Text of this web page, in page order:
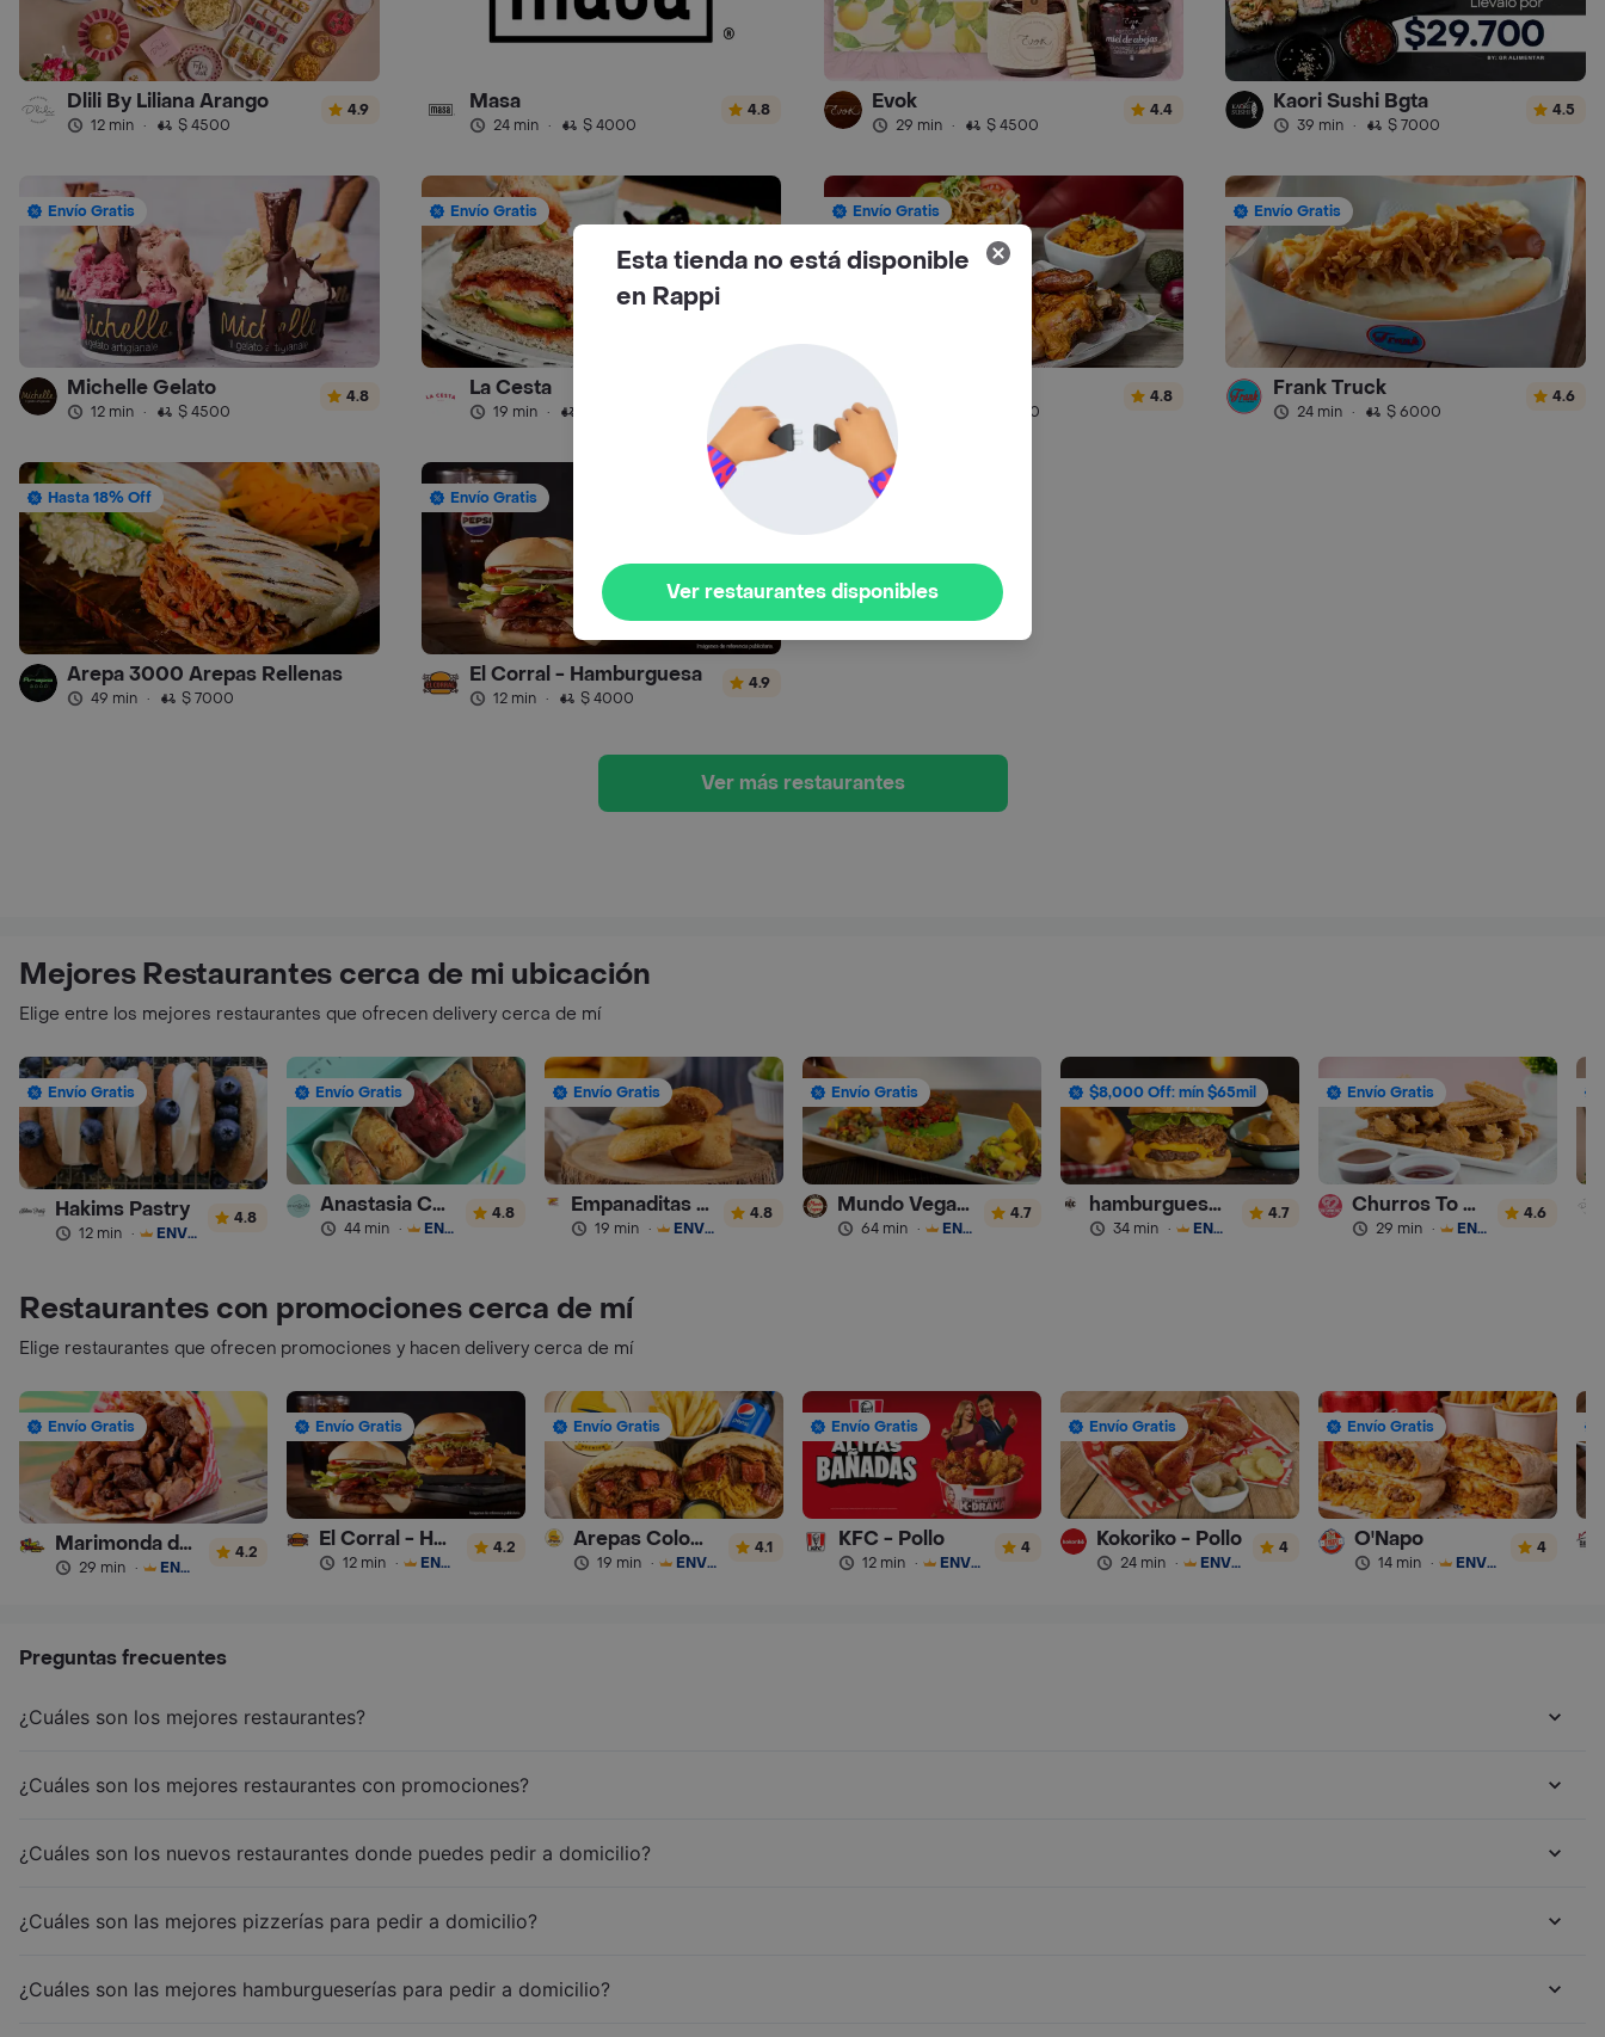
Dlili By Liliana Arango
12 min · $ 4500
4.9 Masa
24 min · $ 4000
4.8 Evok
29 min · $ 4500
4.4 Kaori Sushi Bgta
39 min · $ 7000
4.5
Envío Gratis
Michelle Gelato
12 min · $ 4500
4.8
Envío Gratis
La Cesta
19 min ·
Envío Gratis
Los Pollitos
$ 5500
4.8
Envío Gratis
Frank Truck
24 min · $ 6000
4.6
Hasta 18% Off
Arepa 3000 Arepas Rellenas
49 min · $ 7000
Envío Gratis
El Corral - Hamburguesa
12 min · $ 4000
4.9
Ver más restaurantes
Mejores Restaurantes cerca de mi ubicación
Elige entre los mejores restaurantes que ofrecen delivery cerca de mí
Envío Gratis
Hakims Pastry
12 min · ENVÍO GRATIS
4.8
Envío Gratis
Anastasia Cookies
44 min · ENVÍO GRATIS
4.8
Envío Gratis
Empanaditas de Pipian - Empanadas
19 min · ENVÍO GRATIS
4.8
Envío Gratis
Mundo Vegano
64 min · ENVÍO GRATIS
4.7
$8,000 Off: mín $65mil
hamburguesas Rustica (RDC)
34 min · ENVÍO GRATIS
4.7
Envío Gratis
Churros To Go
29 min · ENVÍO GRATIS
4.6
Restaurantes con promociones cerca de mí
Elige restaurantes que ofrecen promociones y hacen delivery cerca de mí
Envío Gratis
Marimonda del Mono
29 min · ENVÍO GRATIS
4.2
Envío Gratis
El Corral - Hamburguesa
12 min · ENVÍO GRATIS
4.2
Envío Gratis
Arepas Colombianas Premium
19 min · ENVÍO GRATIS
4.1
Envío Gratis
KFC - Pollo
12 min · ENVÍO GRATIS
4
Envío Gratis
Kokoriko - Pollo
24 min · ENVÍO GRATIS
4
Envío Gratis
O'Napo
14 min · ENVÍO GRATIS
4
Preguntas frecuentes
¿Cuáles son los mejores restaurantes?
¿Cuáles son los mejores restaurantes con promociones?
¿Cuáles son los nuevos restaurantes donde puedes pedir a domicilio?
¿Cuáles son las mejores pizzerías para pedir a domicilio?
¿Cuáles son las mejores hamburgueserías para pedir a domicilio?
Esta tienda no está disponible
en Rappi
Ver restaurantes disponibles